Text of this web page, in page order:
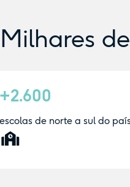
Milhares
+2.600
escolas de norte a sul do